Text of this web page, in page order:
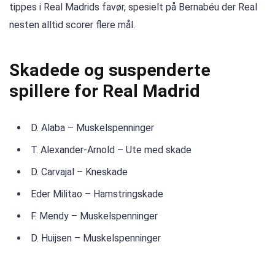
tippes i Real Madrids favør, spesielt på Bernabéu der Real
nesten alltid scorer flere mål.
Skadede og suspenderte
spillere for Real Madrid
D. Alaba – Muskelspenninger
T. Alexander-Arnold – Ute med skade
D. Carvajal – Kneskade
Eder Militao – Hamstringskade
F. Mendy – Muskelspenninger
D. Huijsen – Muskelspenninger